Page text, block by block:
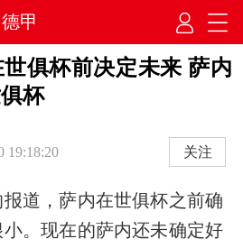
德甲
俱杯前决定未来 萨内
杯
19:18:20 关注
道，萨内在世俱杯之前确
。现在的萨内还未确定好